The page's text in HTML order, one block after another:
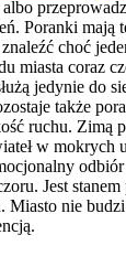
Poranki mają
choć
miasta coraz
jedynie do
także
ruchu. Zimą
w mokrych
Jest
nie